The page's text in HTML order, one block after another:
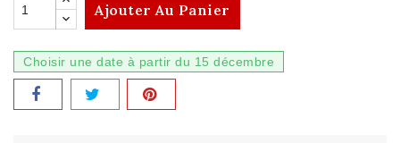
Ajouter Au Panier
Choisir une date à partir du 15 décembre